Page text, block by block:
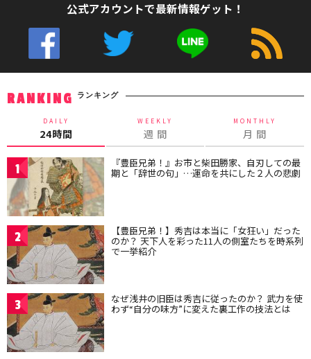
公式アカウントで最新情報ゲット！
RANKING ランキング
DAILY
24時間
WEEKLY
週 間
MONTHLY
月 間
1 『豊臣兄弟！』お市と柴田勝家、自刃しての最
期と「辞世の句」…運命を共にした２人の悲劇
2 【豊臣兄弟！】秀吉は本当に「女狂い」だった
のか？ 天下人を彩った11人の側室たちを時系列
で一挙紹介
3 なぜ浅井の旧臣は秀吉に従ったのか？ 武力を使
わず“自分の味方”に変えた裏工作の技法とは